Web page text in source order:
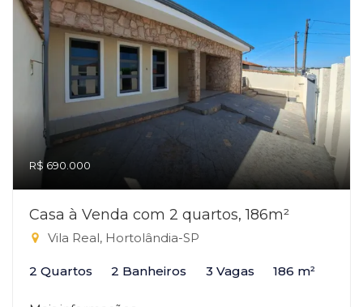
R$ 690.000
Casa à Venda com 2 quartos, 186m²
Vila Real, Hortolândia-SP
2 Quartos 2 Banheiros 3 Vagas 186 m²